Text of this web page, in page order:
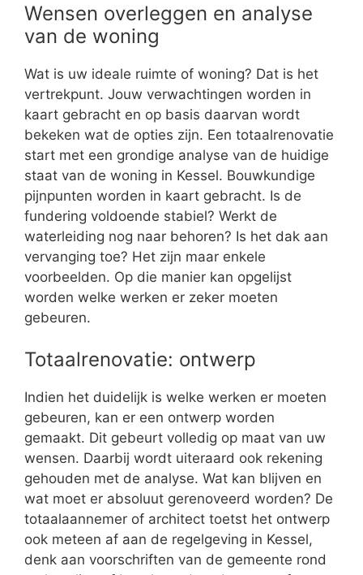
Wensen overleggen en analyse
van de woning
Wat is uw ideale ruimte of woning? Dat is het
vertrekpunt. Jouw verwachtingen worden in
kaart gebracht en op basis daarvan wordt
bekeken wat de opties zijn. Een totaalrenovatie
start met een grondige analyse van de huidige
staat van de woning in Kessel. Bouwkundige
pijnpunten worden in kaart gebracht. Is de
fundering voldoende stabiel? Werkt de
waterleiding nog naar behoren? Is het dak aan
vervanging toe? Het zijn maar enkele
voorbeelden. Op die manier kan opgelijst
worden welke werken er zeker moeten
gebeuren.
Totaalrenovatie: ontwerp
Indien het duidelijk is welke werken er moeten
gebeuren, kan er een ontwerp worden
gemaakt. Dit gebeurt volledig op maat van uw
wensen. Daarbij wordt uiteraard ook rekening
gehouden met de analyse. Wat kan blijven en
wat moet er absoluut gerenoveerd worden? De
totaalaannemer of architect toetst het ontwerp
ook meteen af aan de regelgeving in Kessel,
denk aan voorschriften van de gemeente rond